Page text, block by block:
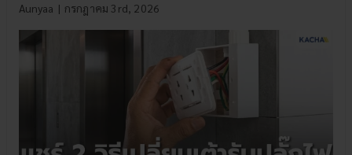
Aunyaa | กรกฎาคม 3rd, 2026